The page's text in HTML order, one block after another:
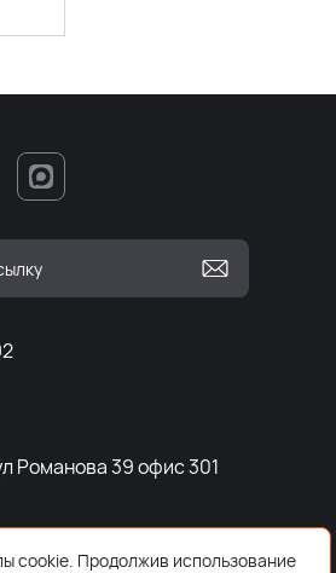
Романова 39 офис 301
cookie. Продолжив использование